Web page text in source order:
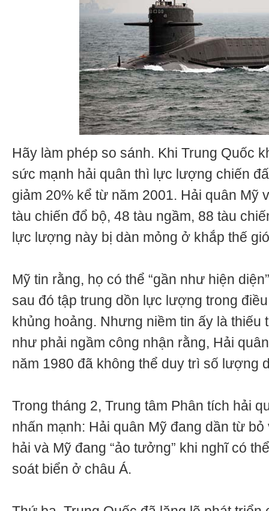
Hãy làm phép so sánh. Khi Trung Quốc
sức mạnh hải quân thì lực lượng chiến
giảm 20% kể từ năm 2001. Hải quân Mỹ
tàu chiến đổ bộ, 48 tàu ngầm, 88 tàu
lực lượng này bị dàn mỏng ở khắp thế
Mỹ tin rằng, họ có thể “gần như hiện
sau đó tập trung dồn lực lượng trong
khủng hoảng. Nhưng niềm tin ấy là thiếu
như phải ngầm công nhận rằng, Hải
năm 1980 đã không thể duy trì số lượng
Trong tháng 2, Trung tâm Phân tích hải
nhấn mạnh: Hải quân Mỹ đang dần từ
hải và Mỹ đang “ảo tưởng” khi nghĩ có
soát biển ở châu Á.